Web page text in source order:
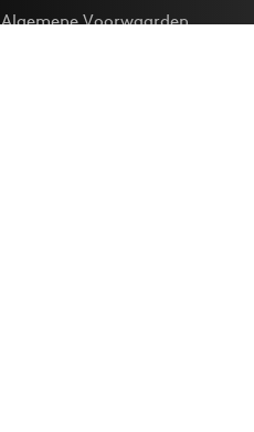
Algemene Voorwaarden